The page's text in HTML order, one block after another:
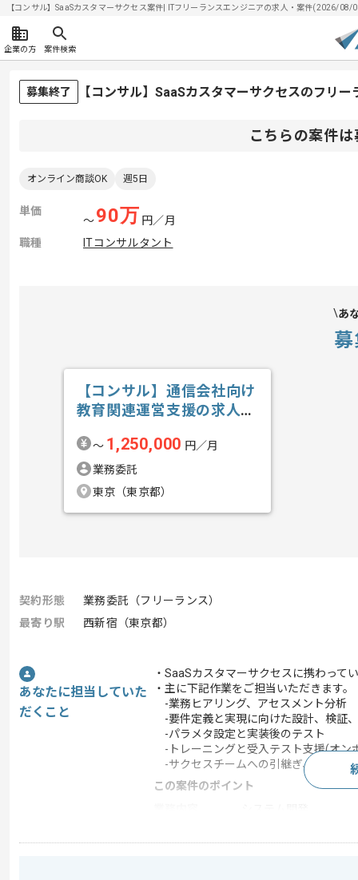
【コンサル】SaaSカスタマーサクセス案件| ITフリーランスエンジニアの求人・案件(2026/08/
企業の方 案件検索
募集終了 【コンサル】SaaSカスタマーサクセスのフリ
こちらの案件
オンライン商談OK 週5日
単価
〜90万 円／月
職種
ITコンサルタント
あ
【コンサル】通信会社向け
教育関連運営支援の求人・
〜 1,250,000 円／月
業務委託
東京（東京都）
契約形態
業務委託（フリーランス）
最寄り駅
西新宿（東京都）
あなたに担当していた
だくこと
・SaaSカスタマーサクセスに携わって
・主に下記作業をご担当いただきます。
-業務ヒアリング、アセスメント分析
-要件定義と実現に向けた設計、検証
-パラメタ設定と実装後のテスト
-トレーニングと受入テスト支援(オン
-サクセスチームへの引継ぎ、フォロ
この案件のポイント